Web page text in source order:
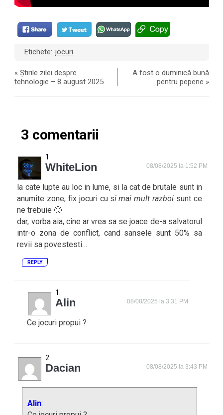
Etichete: jocuri
«Știrile zilei despre
tehnologie – 8 august 2025
A fost o duminică bună
pentru pepene »
3 comentarii
WhiteLion 08/08/2025 la 1:52 PM
la cate lupte au loc in lume, si la cat de brutale sunt in
anumite zone, fix jocuri cu si mai mult razboi sunt ce
ne trebuie 🙄
dar, vorba aia, cine ar vrea sa se joace de-a salvatorul
intr-o zona de conflict, cand sansele sunt 50% sa
revii sa povestesti…
REPLY
Alin 08/08/2025 la 3:31 PM
Ce jocuri propui ?
Dacian 08/08/2025 la 3:43 PM
Alin: